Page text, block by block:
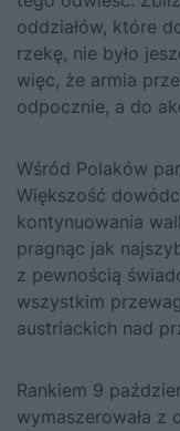
oddziałów, które
rzekę, nie było
więc, że armia
odpocznie, a do
Wśród Polaków
Większość
kontynuowania
pragnąc jak
z pewnością
wszystkim
austriackich nad
Rankiem 9
wymaszerowała z